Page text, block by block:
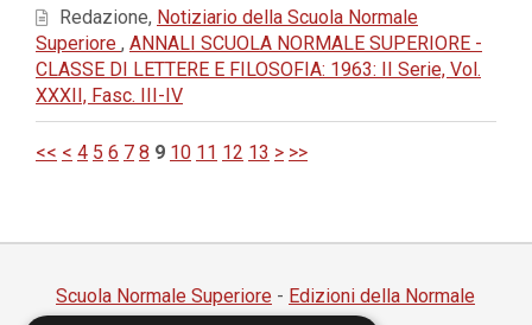
Redazione, Notiziario della Scuola Normale
Superiore , ANNALI SCUOLA NORMALE SUPERIORE -
CLASSE DI LETTERE E FILOSOFIA: 1963: II Serie, Vol.
XXXII, Fasc. III-IV
<< < 4 5 6 7 8 9 10 11 12 13 > >>
Scuola Normale Superiore - Edizioni della Normale